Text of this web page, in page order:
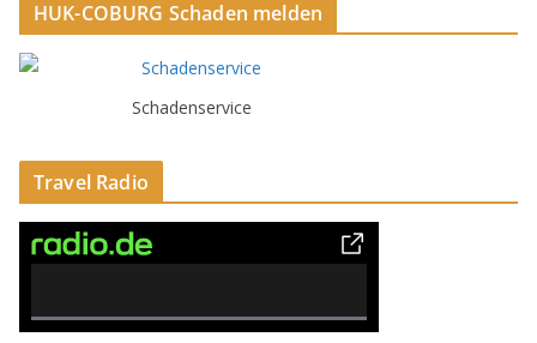
HUK-COBURG Schaden melden
Schadenservice
Travel Radio
0% Complete